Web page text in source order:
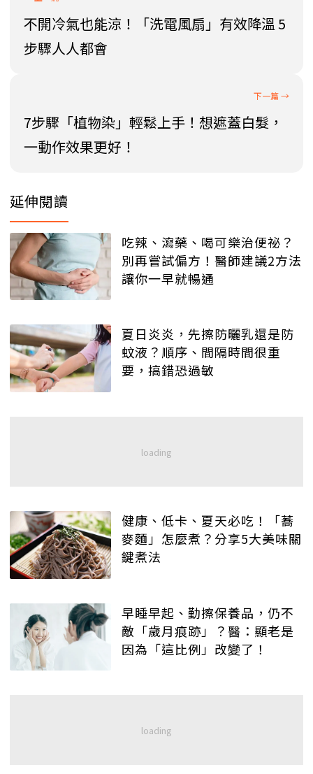
不開冷氣也能涼！「洗電風扇」有效降溫 5
步驟人人都會
7步驟「植物染」輕鬆上手！想遮蓋白髮，
一動作效果更好！
延伸閱讀
吃辣、瀉藥、喝可樂治便祕？
別再嘗試偏方！醫師建議2方法
讓你一早就暢通
夏日炎炎，先擦防曬乳還是防
蚊液？順序、間隔時間很重
要，搞錯恐過敏
健康、低卡、夏天必吃！「蕎
麥麵」怎麼煮？分享5大美味關
鍵煮法
早睡早起、勤擦保養品，仍不
敵「歲月痕跡」？醫：顯老是
因為「這比例」改變了！